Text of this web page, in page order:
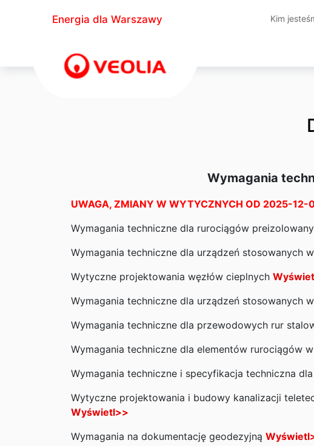
Energia dla Warszawy Kim
Wymagania
UWAGA, ZMIANY W WYTYCZNYCH OD 2025-12-
Wymagania techniczne dla rurociągów
Wymagania techniczne dla urządzeń stosowanych
Wytyczne projektowania węzłów cieplnych
Wymagania techniczne dla urządzeń stosowanych
Wymagania techniczne dla przewodowych rur
Wymagania techniczne dla elementów rurociągów w
Wymagania techniczne i specyfikacja techniczna
Wytyczne projektowania i budowy kanalizacji
Wyświetl>>
Wymagania na dokumentację geodezyjną